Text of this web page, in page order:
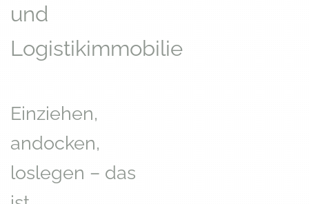
und
Logistikimmobilie
Einziehen,
andocken,
loslegen – das